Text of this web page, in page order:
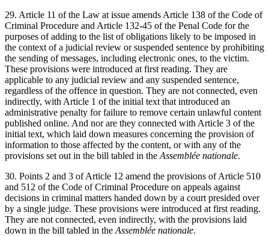
29. Article 11 of the Law at issue amends Article 138 of the Code of
Criminal Procedure and Article 132-45 of the Penal Code for the
purposes of adding to the list of obligations likely to be imposed in
the context of a judicial review or suspended sentence by prohibiting
the sending of messages, including electronic ones, to the victim.
These provisions were introduced at first reading. They are
applicable to any judicial review and any suspended sentence,
regardless of the offence in question. They are not connected, even
indirectly, with Article 1 of the initial text that introduced an
administrative penalty for failure to remove certain unlawful content
published online. And nor are they connected with Article 3 of the
initial text, which laid down measures concerning the provision of
information to those affected by the content, or with any of the
provisions set out in the bill tabled in the Assemblée nationale.
30. Points 2 and 3 of Article 12 amend the provisions of Article 510
and 512 of the Code of Criminal Procedure on appeals against
decisions in criminal matters handed down by a court presided over
by a single judge. These provisions were introduced at first reading.
They are not connected, even indirectly, with the provisions laid
down in the bill tabled in the Assemblée nationale.